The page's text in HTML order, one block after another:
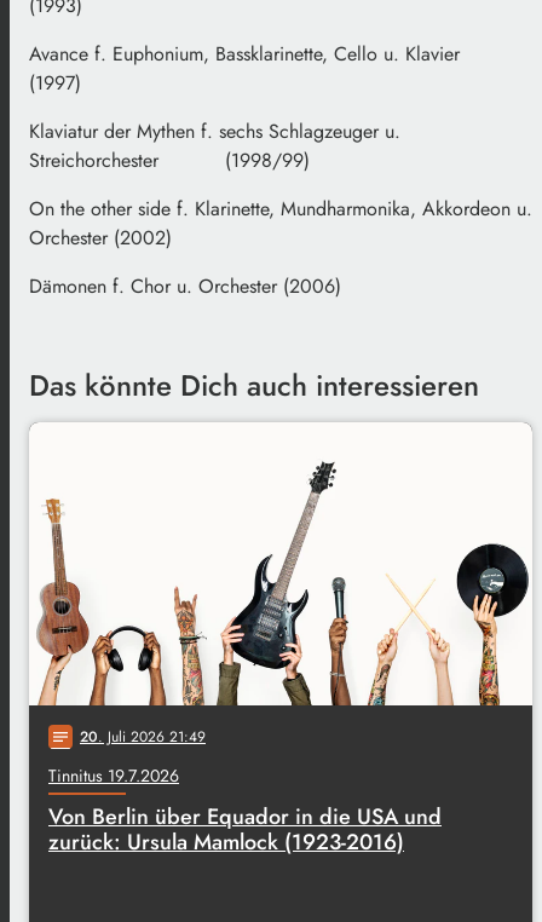
(1993)
Avance f. Euphonium, Bassklarinette, Cello u. Klavier
(1997)
Klaviatur der Mythen f. sechs Schlagzeuger u.
Streichorchester
(1998/99)
On the other side f. Klarinette, Mundharmonika, Akkordeon u.
Orchester (2002)
Dämonen f. Chor u. Orchester (2006)
Das könnte Dich auch interessieren
notes 20. Juli 2026 21:49
Tinnitus 19.7.2026
Von Berlin über Equador in die USA und
zurück: Ursula Mamlock (1923-2016)